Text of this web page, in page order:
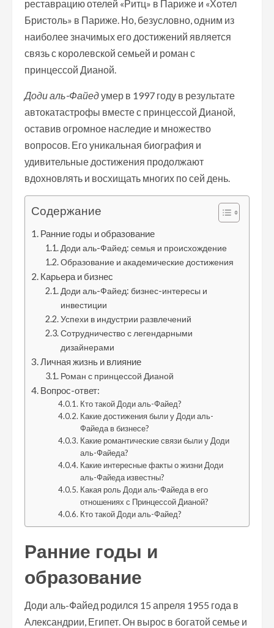
реставрацию отелей «Ритц» в Париже и «Хотел
Бристоль» в Париже. Но, безусловно, одним из
наиболее значимых его достижений является
связь с королевской семьей и роман с
принцессой Дианой.
Доди аль-Файедумер в 1997 году в результате
автокатастрофы вместе с принцессой Дианой,
оставив огромное наследие и множество
вопросов. Его уникальная биография и
удивительные достижения продолжают
вдохновлять и восхищать многих по сей день.
Содержание
Ранние годы и образование
Доди аль-Файед: семья и происхождение
Образование и академические достижения
Карьера и бизнес
Доди аль-Файед: бизнес-интересы и
инвестиции
Успехи в индустрии развлечений
Сотрудничество с легендарными
дизайнерами
Личная жизнь и влияние
Роман с принцессой Дианой
Вопрос-ответ:
Кто такой Доди аль-Файед?
Какие достижения были у Доди аль-
Файеда в бизнесе?
Какие романтические связи были у Доди
аль-Файеда?
Какие интересные факты о жизни Доди
аль-Файеда известны?
Какая роль Доди аль-Файеда в его
отношениях с Принцессой Дианой?
Кто такой Доди аль-Файед?
Ранние годы и
образование
Доди аль-Файед родился 15 апреля 1955 года в
Александрии, Египет. Он вырос в богатой семье и